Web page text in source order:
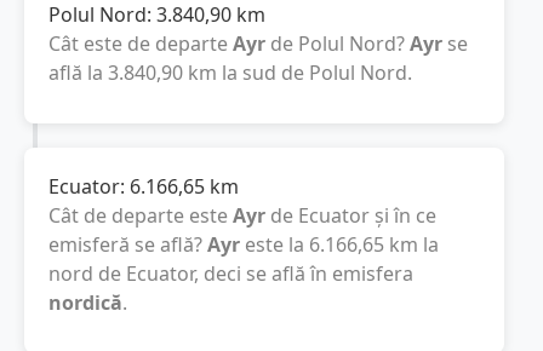
Polul Nord: 3.840,90 km
Cât este de departeAyr de Polul Nord?Ayr se
află la 3.840,90 km la sud de Polul Nord.
Ecuator: 6.166,65 km
Cât de departe esteAyr de Ecuator și în ce
emisferă se află?Ayr este la 6.166,65 km la
nord de Ecuator, deci se află în emisfera
nordică.